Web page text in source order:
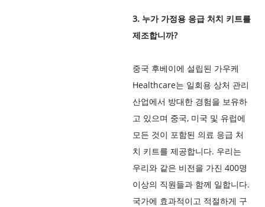
3. 누가 가정용 응급 처치 키트를
제조합니까?
중국 후베이에 설립된 가우케
Healthcare는 일회용 상처 관리
산업에서 방대한 경험을 보유하
고 있으며 중국, 미국 및 유럽에
모든 것이 포함된 의료 응급 처
치 키트를 제공합니다. 우리는
우리와 같은 비전을 가진 400명
이상의 직원들과 함께 일합니다.
국가에 효과적이고 적절하게 구